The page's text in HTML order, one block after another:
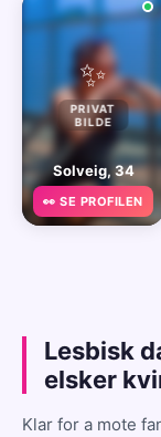
✨
PRIVAT
BILDE
Solveig, 34
👀 SE PROFILEN
Lesbisk
elsker
Klar for a mote